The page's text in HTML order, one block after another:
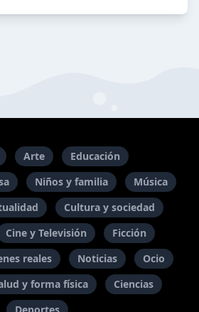
Arte
Educación
Niños y familia
Música
Cultura y sociedad
Cine y Televisión
Ficción
reales Noticias
Ocio
y forma física
Ciencias